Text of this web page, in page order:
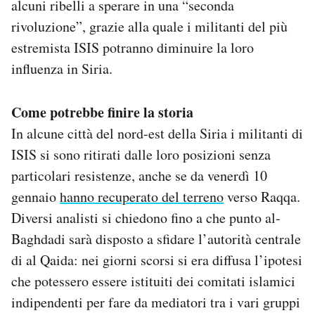
alcuni ribelli a sperare in una “seconda
rivoluzione”, grazie alla quale i militanti del più
estremista ISIS potranno diminuire la loro
influenza in Siria.
Come potrebbe finire la storia
In alcune città del nord-est della Siria i militanti di
ISIS si sono ritirati dalle loro posizioni senza
particolari resistenze, anche se da venerdì 10
gennaiohanno recuperato del terrenoverso Raqqa.
Diversi analisti si chiedono fino a che punto al-
Baghdadi sarà disposto a sfidare l’autorità centrale
di al Qaida: nei giorni scorsi si era diffusa l’ipotesi
che potessero essere istituiti dei comitati islamici
indipendenti per fare da mediatori tra i vari gruppi